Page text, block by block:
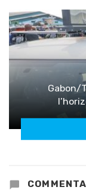
Gabon/